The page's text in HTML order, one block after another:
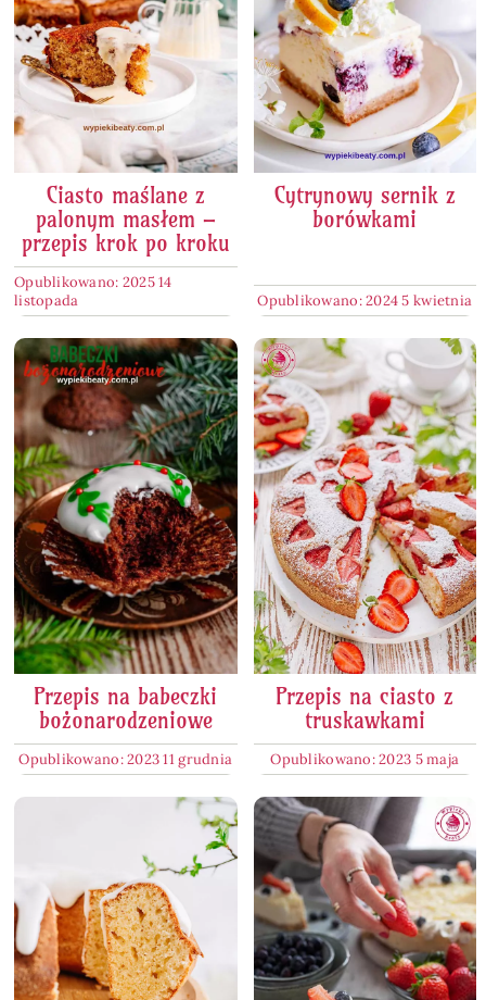
Ciasto maślane z
palonym masłem –
przepis krok po kroku
Opublikowano: 2025 14
listopada
Cytrynowy sernik z
borówkami
Opublikowano: 2024 5 kwietnia
Przepis na babeczki
bożonarodzeniowe
Opublikowano: 2023 11 grudnia
Przepis na ciasto z
truskawkami
Opublikowano: 2023 5 maja